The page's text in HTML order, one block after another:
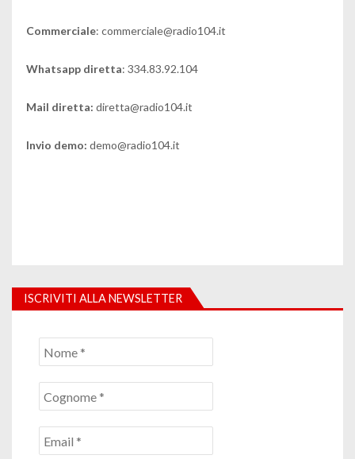
Commerciale: commerciale@radio104.it
Whatsapp diretta: 334.83.92.104
Mail diretta: diretta@radio104.it
Invio demo: demo@radio104.it
ISCRIVITI ALLA NEWSLETTER